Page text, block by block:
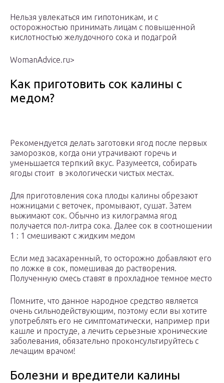
Нельзя увлекаться им гипотоникам, и с
осторожностью принимать лицам с повышенной
кислотностью желудочного сока и подагрой
WomanAdvice.ru⁪>
Как приготовить сок калины с
медом?
Рекомендуется делать заготовки ягод после первых
заморозков, когда они утрачивают горечь и
уменьшается терпкий вкус. Разумеется, собирать
ягоды стоит в экологически чистых местах.
Для приготовления сока плоды калины обрезают
ножницами с веточек, промывают, сушат. Затем
выжимают сок. Обычно из килограмма ягод
получается пол-литра сока. Далее сок в соотношении
1 : 1 смешивают с жидким медом
Если мед засахаренный, то осторожно добавляют его
по ложке в сок, помешивая до растворения.
Полученную смесь ставят в прохладное темное место
Помните, что данное народное средство является
очень сильнодействующим, поэтому если вы хотите
употреблять его не симптоматически, например при
кашле и простуде, а лечить серьезные хронические
заболевания, обязательно проконсультируйтесь с
лечащим врачом!
Болезни и вредители калины